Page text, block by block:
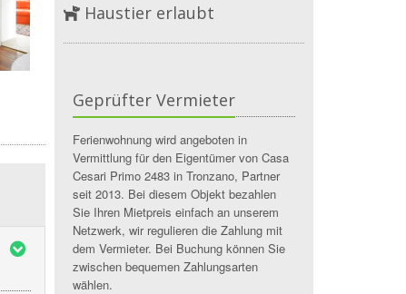
Haustier erlaubt
Geprüfter Vermieter
Ferienwohnung wird angeboten in
Vermittlung für den Eigentümer von Casa
Cesari Primo 2483 in Tronzano, Partner
seit 2013. Bei diesem Objekt bezahlen
Sie Ihren Mietpreis einfach an unserem
Netzwerk, wir regulieren die Zahlung mit
dem Vermieter. Bei Buchung können Sie
zwischen bequemen Zahlungsarten
wählen.